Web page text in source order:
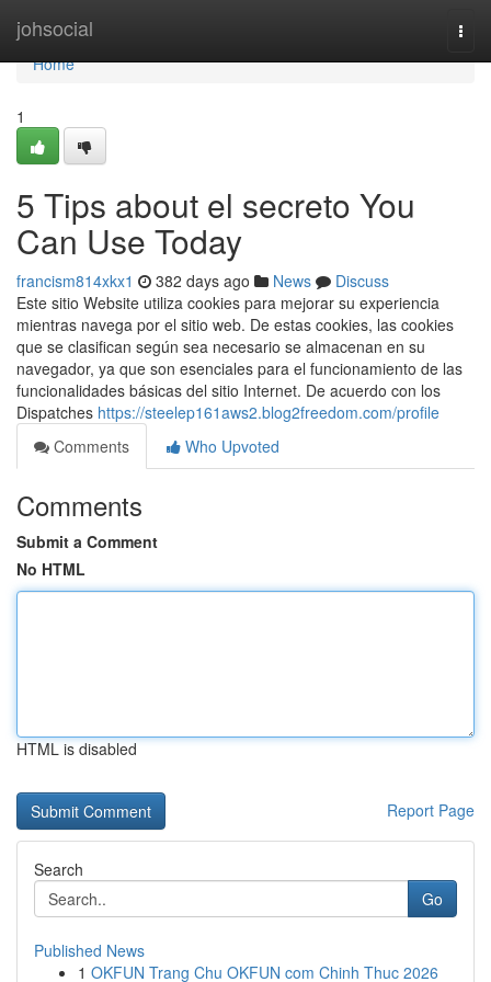
johsocial
Home
Home
1
5 Tips about el secreto You
Can Use Today
francism814xkx1 382 days ago News
Discuss
Este sitio Website utiliza cookies para mejorar su experiencia
mientras navega por el sitio web. De estas cookies, las cookies
que se clasifican según sea necesario se almacenan en su
navegador, ya que son esenciales para el funcionamiento de las
funcionalidades básicas del sitio Internet. De acuerdo con los
Dispatches https://steelep161aws2.blog2freedom.com/profile
Comments
Who Upvoted
Comments
Submit a Comment
No HTML
HTML is disabled
Report Page
Search
Go
Published News
1 OKFUN Trang Chu OKFUN com Chinh Thuc 2026